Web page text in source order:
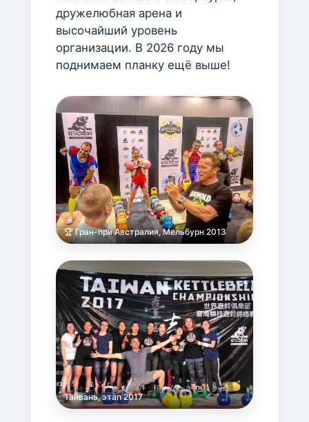
дружелюбная арена и
высочайший уровень
организации. В 2026 году мы
поднимаем планку ещё выше!
🏆 Гран-при Австралия, Мельбурн 2013
Тайвань, этап 2017